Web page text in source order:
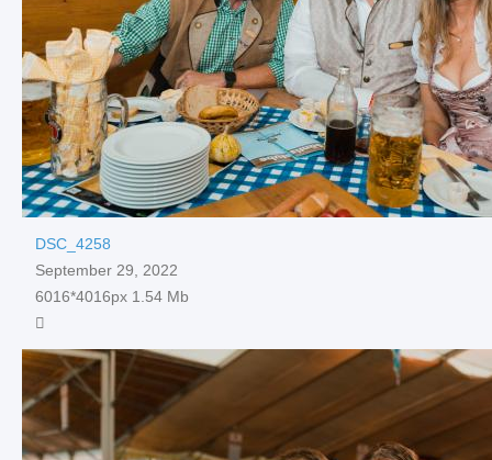
DSC_4258
September 29, 2022
6016*4016px 1.54 Mb